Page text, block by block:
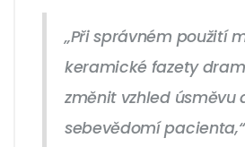
„Při správném použití
keramické fazety
změnit vzhled úsměvu
sebevědomí